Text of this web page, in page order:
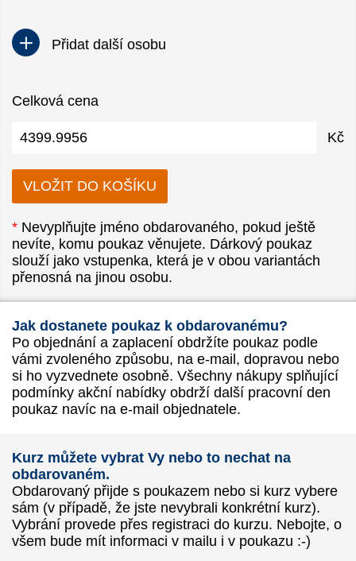
Přidat další osobu
Celková cena
Kč
* Nevyplňujte jméno obdarovaného, pokud ještě
nevíte, komu poukaz věnujete. Dárkový poukaz
slouží jako vstupenka, která je v obou variantách
přenosná na jinou osobu.
Jak dostanete poukaz k obdarovanému?
Po objednání a zaplacení obdržíte poukaz podle
vámi zvoleného způsobu, na e-mail, dopravou nebo
si ho vyzvednete osobně. Všechny nákupy splňující
podmínky akční nabídky obdrží další pracovní den
poukaz navíc na e-mail objednatele.
Kurz můžete vybrat Vy nebo to nechat na
obdarovaném.
Obdarovaný přijde s poukazem nebo si kurz vybere
sám (v případě, že jste nevybrali konkrétní kurz).
Vybrání provede přes registraci do kurzu. Nebojte, o
všem bude mít informaci v mailu i v poukazu :-)